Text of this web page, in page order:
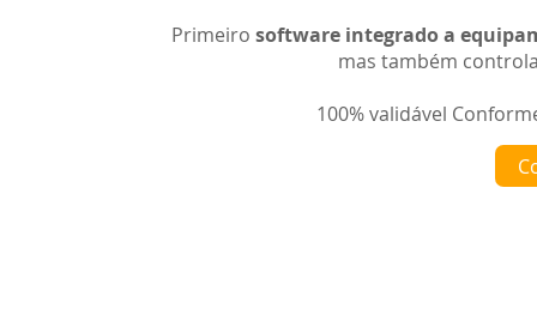
Primeiro software integrado a
mas também
100% validável